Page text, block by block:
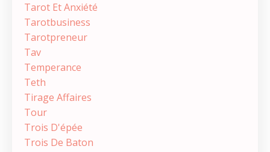
Tarot Et Anxiété
Tarotbusiness
Tarotpreneur
Tav
Temperance
Teth
Tirage Affaires
Tour
Trois D'épée
Trois De Baton